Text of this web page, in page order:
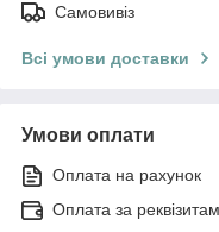
Самовивіз
Всі умови доставки
Умови оплати
Оплата на рахунок
Оплата за